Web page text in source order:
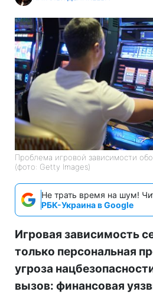
Проблема игровой зависимости
(фото: Getty Images)
Не трать время на шум!
РБК-Украина в Google
Игровая зависимость
только персональная
угроза
вызов: финансовая